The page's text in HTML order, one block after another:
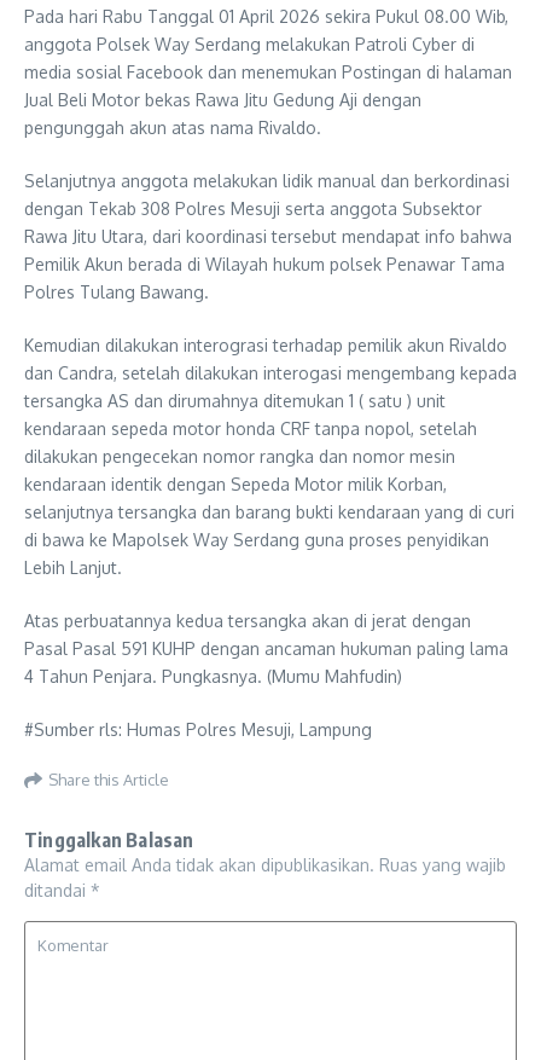
Pada hari Rabu Tanggal 01 April 2026 sekira Pukul 08.00 Wib,
anggota Polsek Way Serdang melakukan Patroli Cyber di
media sosial Facebook dan menemukan Postingan di halaman
Jual Beli Motor bekas Rawa Jitu Gedung Aji dengan
pengunggah akun atas nama Rivaldo.
Selanjutnya anggota melakukan lidik manual dan berkordinasi
dengan Tekab 308 Polres Mesuji serta anggota Subsektor
Rawa Jitu Utara, dari koordinasi tersebut mendapat info bahwa
Pemilik Akun berada di Wilayah hukum polsek Penawar Tama
Polres Tulang Bawang.
Kemudian dilakukan interograsi terhadap pemilik akun Rivaldo
dan Candra, setelah dilakukan interogasi mengembang kepada
tersangka AS dan dirumahnya ditemukan 1 ( satu ) unit
kendaraan sepeda motor honda CRF tanpa nopol, setelah
dilakukan pengecekan nomor rangka dan nomor mesin
kendaraan identik dengan Sepeda Motor milik Korban,
selanjutnya tersangka dan barang bukti kendaraan yang di curi
di bawa ke Mapolsek Way Serdang guna proses penyidikan
Lebih Lanjut.
Atas perbuatannya kedua tersangka akan di jerat dengan
Pasal Pasal 591 KUHP dengan ancaman hukuman paling lama
4 Tahun Penjara. Pungkasnya. (Mumu Mahfudin)
#Sumber rls: Humas Polres Mesuji, Lampung
Share this Article
Tinggalkan Balasan
Alamat email Anda tidak akan dipublikasikan. Ruas yang wajib
ditandai *